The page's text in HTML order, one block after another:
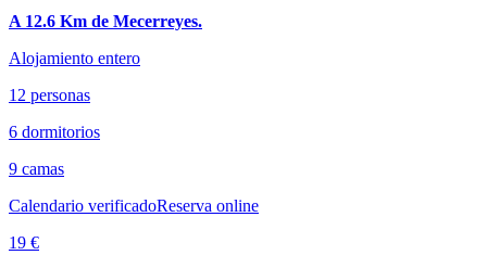
A 12.6 Km de Mecerreyes.
Alojamiento entero
12 personas
6 dormitorios
9 camas
Calendario verificadoReserva online
19 €